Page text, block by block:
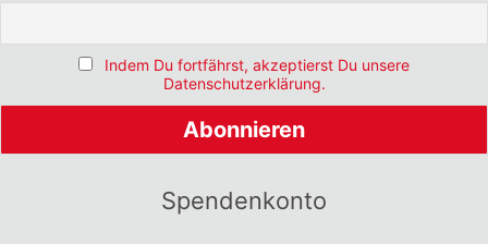
Indem Du fortfährst, akzeptierst Du unsere
Datenschutzerklärung.
Spendenkonto